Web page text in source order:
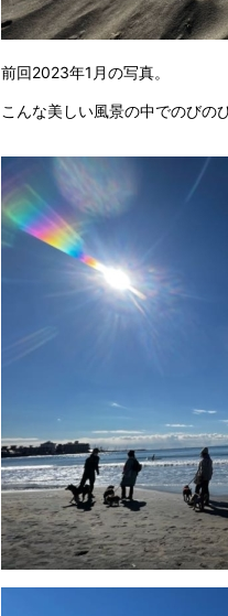
前回2023年1月の写真。
こんな美しい風景の中でのびの